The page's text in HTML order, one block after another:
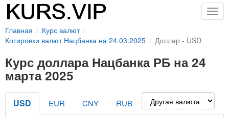
Главная
Курс валют
Котировки валют Нацбанка на 24.03.2025
Доллар - USD
Курс доллара Нацбанка РБ на 24
марта 2025
USD EUR CNY
RUB